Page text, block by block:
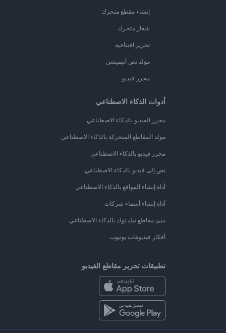
إنشاء مقطع متحرك
شعار متحرك
تحرير افتتاحية
مولد نص أنيميشن
محرر فيديو
أدوات الذكاء الاصطناعي
محرر الفيديو بالذكاء الاصطناعي
مولد المقاطع المتحركة بالذكاء الاصطناعي
محرر فيديو بالذكاء الاصطناعي
نص إلى فيديو بالذكاء الاصطناعي
أداة إنشاء المواقع بالذكاء الاصطناعي
أداة إنشاء أسماء شركات
منئ مقاطع تيك توك بالذكاء الاصطناعي
أفكار فيديوهات يوتيوب
تطبيقات تحرير مقاطع الفيديو